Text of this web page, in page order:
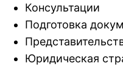
Консультации
Подготовка
Юридическая